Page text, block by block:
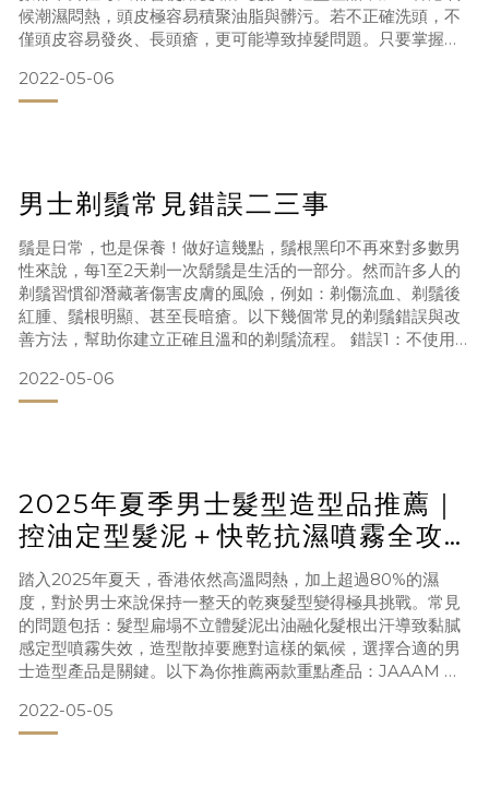
候潮濕悶熱，頭皮極容易積聚油脂與髒污。若不正確洗頭，不
僅頭皮容易發炎、長頭瘡，更可能導致掉髮問題。只要掌握以
建議洗一次頭在香港這樣的都市環境下，建議男士每天使用洗
頭水清潔一次。如果你屬於油脂分泌旺盛的類型，也可以視情
2022-05-06
男士剃鬚常見錯誤二三事
鬚是日常，也是保養！做好這幾點，鬚根黑印不再來對多數男
性來說，每1至2天剃一次鬍鬚是生活的一部分。然而許多人的
剃鬚習慣卻潛藏著傷害皮膚的風險，例如：剃傷流血、剃鬚後
紅腫、鬚根明顯、甚至長暗瘡。以下幾個常見的剃鬚錯誤與改
善方法，幫助你建立正確且溫和的剃鬚流程。 錯誤1：不使用
用清水或洗面乳就足夠。但事實上這會讓皮膚直接接觸刀片，
產生大量微細刮傷，長期下來可能引起紅腫、發炎與刺痛感。
2022-05-06
2025年夏季男士髮型造型品推薦｜
控油定型髮泥＋快乾抗濕噴霧全攻
略
踏入2025年夏天，香港依然高溫悶熱，加上超過80%的濕
度，對於男士來說保持一整天的乾爽髮型變得極具挑戰。常見
的問題包括：髮型扁塌不立體髮泥出油融化髮根出汗導致黏膩
感定型噴霧失效，造型散掉要應對這樣的氣候，選擇合適的男
士造型產品是關鍵。以下為你推薦兩款重點產品：JAAAM 速
霧。 髮泥推薦：選用含高嶺土、乾爽啞色質地的 Hair Clay夏
季造型的首要重點是「乾爽定型」。建議選擇以下條件的男士
2022-05-05